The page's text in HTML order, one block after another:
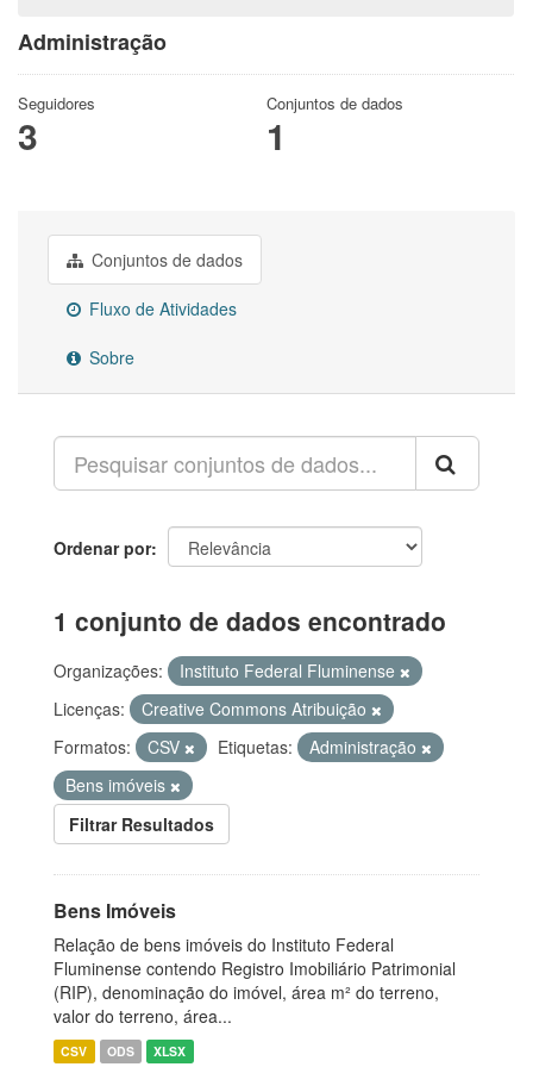
Administração
Seguidores
3
Conjuntos de dados
1
Conjuntos de dados
Fluxo de Atividades
Sobre
Ordenar por
1 conjunto de dados encontrado
Organizações:
Instituto Federal Fluminense
Licenças:
Creative Commons Atribuição
Formatos:
CSV Etiquetas:
Administração
Bens imóveis
Filtrar Resultados
Bens Imóveis
Relação de bens imóveis do Instituto Federal
Fluminense contendo Registro Imobiliário Patrimonial
(RIP), denominação do imóvel, área m² do terreno,
valor do terreno, área...
CSV ODS XLSX